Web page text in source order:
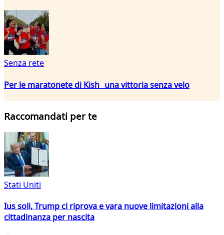
Senza rete
Per le maratonete di Kish una vittoria senza velo
Raccomandati per te
Stati Uniti
Ius soli, Trump ci riprova e vara nuove limitazioni alla
cittadinanza per nascita